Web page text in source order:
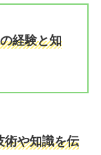
経験と知
術や知識を伝